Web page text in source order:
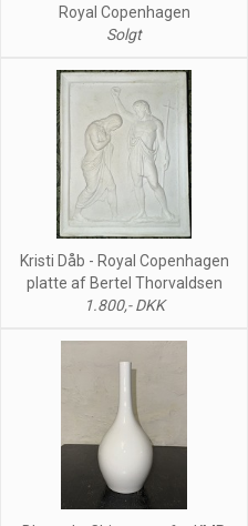
Royal Copenhagen
Solgt
Kristi Dåb - Royal Copenhagen
platte af Bertel Thorvaldsen
1.800,- DKK